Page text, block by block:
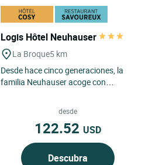
Logis Hôtel Neuhauser
La Broque5 km
Desde hace cinco generaciones, la
familia Neuhauser acoge con
desde
122.52 USD
Descubra